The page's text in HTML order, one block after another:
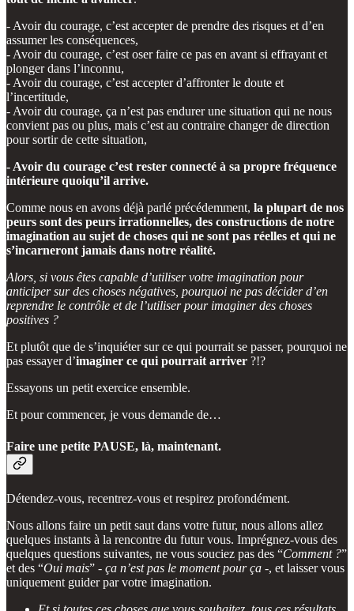
- Avoir du courage, c’est accepter de prendre des risques et d’en
assumer les conséquences,
- Avoir du courage, c’est oser faire ce pas en avant si effrayant et
plonger dans l’inconnu,
- Avoir du courage, c’est accepter d’affronter le doute et
l’incertitude,
- Avoir du courage, ça n’est pas endurer une situation qui ne nous
convient pas ou plus, mais c’est au contraire changer de direction
pour sortir de cette situation,
- Avoir du courage c’est rester connecté à sa propre fréquence
intérieure quoiqu’il arrive.
Comme nous en avons déjà parlé précédemment, la plupart de nos
peurs sont des peurs irrationnelles, des constructions de notre
imagination au sujet de choses qui ne sont pas réelles et qui ne
s’incarneront jamais dans notre réalité.
Alors, si vous êtes capable d’utiliser votre imagination pour
anticiper sur des choses négatives, pourquoi ne pas décider d’en
reprendre le contrôle et de l’utiliser pour imaginer des choses
positives ?
Et plutôt que de s’inquiéter sur ce qui pourrait se passer, pourquoi ne
pas essayer d’imaginer ce qui pourrait arriver ?!?
Essayons un petit exercice ensemble.
Et pour commencer, je vous demande de…
Faire une petite PAUSE, là, maintenant.
Détendez-vous, recentrez-vous et respirez profondément.
Nous allons faire un petit saut dans votre futur, nous allons allez
quelques instants à la rencontre du futur vous. Imprégnez-vous des
quelques questions suivantes, ne vous souciez pas des “Comment ?”
et des “Oui mais” - ça n’est pas le moment pour ça -, et laisser vous
uniquement guider par votre imagination.